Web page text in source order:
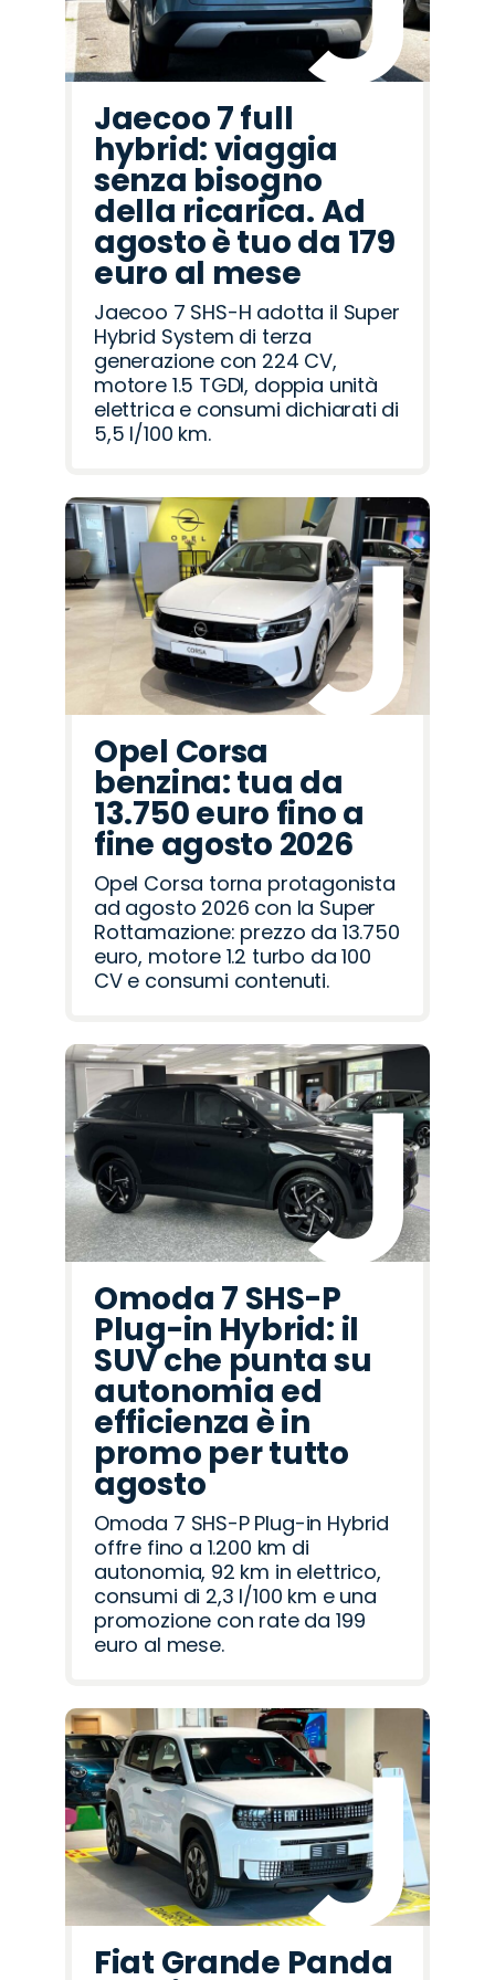
Jaecoo 7 full
hybrid: viaggia
senza bisogno
della ricarica. Ad
agosto è tuo da 179
euro al mese
Jaecoo 7 SHS-H adotta il Super
Hybrid System di terza
generazione con 224 CV,
motore 1.5 TGDI, doppia unità
elettrica e consumi dichiarati di
5,5 l/100 km.
Opel Corsa
benzina: tua da
13.750 euro fino a
fine agosto 2026
Opel Corsa torna protagonista
ad agosto 2026 con la Super
Rottamazione: prezzo da 13.750
euro, motore 1.2 turbo da 100
CV e consumi contenuti.
Omoda 7 SHS-P
Plug-in Hybrid: il
SUV che punta su
autonomia ed
efficienza è in
promo per tutto
agosto
Omoda 7 SHS-P Plug-in Hybrid
offre fino a 1.200 km di
autonomia, 92 km in elettrico,
consumi di 2,3 l/100 km e una
promozione con rate da 199
euro al mese.
Fiat Grande Panda